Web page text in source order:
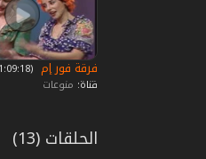
فرقة فور إم ‏ (1:09:18)
قناة: منوعات
الحلقات (13)